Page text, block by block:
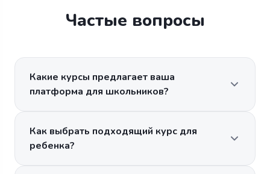
Частые вопросы
Какие курсы предлагает ваша
платформа для школьников?
Как выбрать подходящий курс для
ребенка?